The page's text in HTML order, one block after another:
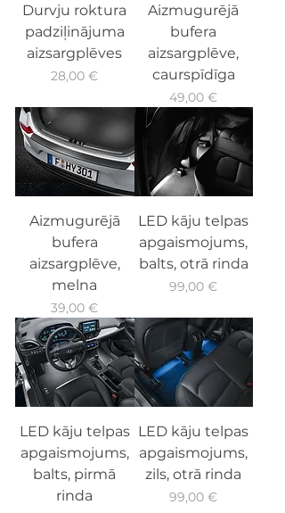
Durvju roktura
padziļinājuma
aizsargplēves
Cena
28,00 €
Aizmugurējā
bufera
aizsargplēve,
caurspīdīga
Cena
49,00 €
Aizmugurējā
bufera
aizsargplēve,
melna
Cena
39,00 €
LED kāju telpas
apgaismojums,
balts, otrā rinda
Cena
99,00 €
LED kāju telpas
apgaismojums,
balts, pirmā
rinda
LED kāju telpas
apgaismojums,
zils, otrā rinda
Cena
99,00 €